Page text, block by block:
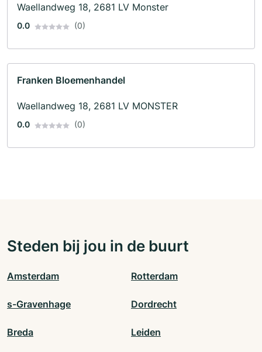
Waellandweg 18, 2681 LV Monster
0.0 (0)
Franken Bloemenhandel
Waellandweg 18, 2681 LV MONSTER
0.0 (0)
Steden bij jou in de buurt
Amsterdam Rotterdam
s-Gravenhage Dordrecht
Breda Leiden